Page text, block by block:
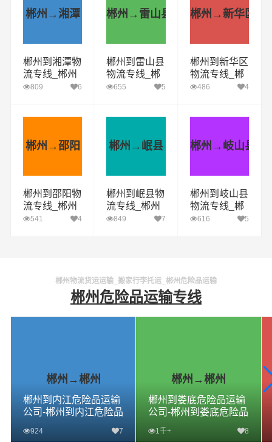
郴州→湘潭
郴州到湘潭物
流专线_郴州
到湘潭货运公
809 6
郴州→雷山县
郴州到雷山县
物流专线_郴
州到雷山县货
655 5
郴州→新华区
郴州到新华区
物流专线_郴
州到新华区货
486 4
郴州→邵阳
郴州到邵阳物
流专线_郴州
到邵阳货运公
541 4
郴州→岷县
郴州到岷县物
流专线_郴州
到岷县货运公
849 7
郴州→岐山县
郴州到岐山县
物流专线_郴
州到岐山县货
616 5
郴州物流货运运输_搬家行李托运_郴州危险品运输
郴州危险品运输专线
郴州→郴州
郴州到内江危险品运输
公司-郴州到内江危险品
险品专线
924 7
郴州→郴州
郴州到娄底危险品运输
公司-郴州到娄底危险品
险品专线
1千+ 8